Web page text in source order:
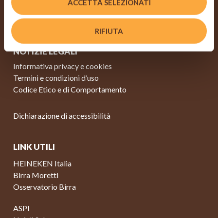
ACCETTA SELEZIONATI
RIFIUTA
Partecipa
Contatti
NOTIZIE LEGALI
Informativa privacy e cookies
Termini e condizioni d’uso
Codice Etico e di Comportamento
Dichiarazione di accessibilità
LINK UTILI
HEINEKEN Italia
Birra Moretti
Osservatorio Birra
ASPI